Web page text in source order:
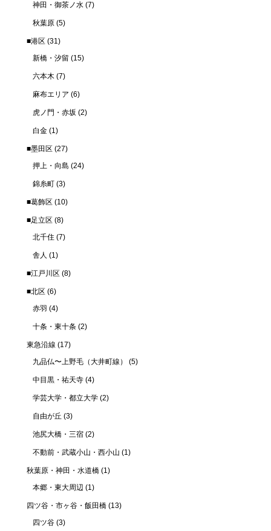
神田・御茶ノ水 (7)
秋葉原 (5)
■港区 (31)
新橋・汐留 (15)
六本木 (7)
麻布エリア (6)
虎ノ門・赤坂 (2)
白金 (1)
■墨田区 (27)
押上・向島 (24)
錦糸町 (3)
■葛飾区 (10)
■足立区 (8)
北千住 (7)
舎人 (1)
■江戸川区 (8)
■北区 (6)
赤羽 (4)
十条・東十条 (2)
東急沿線 (17)
九品仏〜上野毛（大井町線）
(5)
中目黒・祐天寺 (4)
学芸大学・都立大学 (2)
自由が丘 (3)
池尻大橋・三宿 (2)
不動前・武蔵小山・西小山 (1)
秋葉原・神田・水道橋 (1)
本郷・東大周辺 (1)
四ツ谷・市ヶ谷・飯田橋 (13)
四ツ谷 (3)